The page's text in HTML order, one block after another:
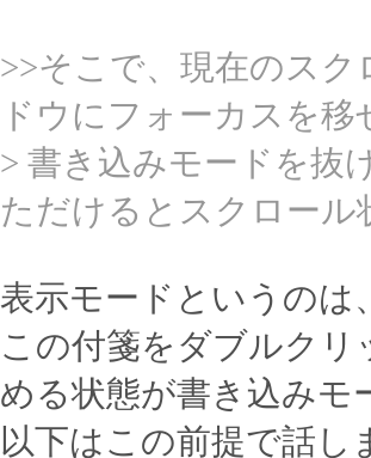
>>そこで、現在のス
ドウにフォーカスを
> 書き込みモードを抜
ただけるとスクロール
表示モードというのは
この付箋をダブルク
める状態が書き込みモ
以下はこの前提で話し